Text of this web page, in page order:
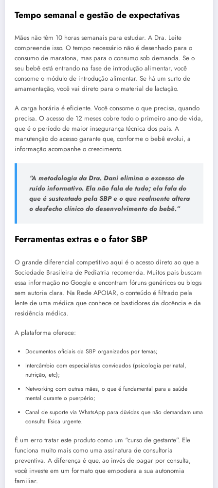
Tempo semanal e gestão de expectativas
Mães não têm 10 horas semanais para estudar. A Dra. Leite
compreende isso. O tempo necessário não é desenhado para o
consumo de maratona, mas para o consumo sob demanda. Se o
seu bebê está entrando na fase de introdução alimentar, você
consome o módulo de introdução alimentar. Se há um surto de
amamentação, você vai direto para o material de lactação.
A carga horária é eficiente. Você consome o que precisa, quando
precisa. O acesso de 12 meses cobre todo o primeiro ano de vida,
que é o período de maior insegurança técnica dos pais. A
manutenção do acesso garante que, conforme o bebê evolui, a
informação acompanhe o crescimento.
“A metodologia da Dra. Dani elimina o excesso de
ruído informativo. Ela não fala de tudo; ela fala do
que é sustentado pela SBP e o que realmente altera
o desfecho clínico do desenvolvimento do bebê.”
Ferramentas extras e o fator SBP
O grande diferencial competitivo aqui é o acesso direto ao que a
Sociedade Brasileira de Pediatria recomenda. Muitos pais buscam
essa informação no Google e encontram fóruns genéricos ou blogs
sem autoria clara. Na Rede APOIAR, o conteúdo é filtrado pela
lente de uma médica que conhece os bastidores da docência e da
residência médica.
A plataforma oferece:
Documentos oficiais da SBP organizados por temas;
Intercâmbio com especialistas convidados (psicologia perinatal,
nutrição, etc);
Networking com outras mães, o que é fundamental para a saúde
mental durante o puerpério;
Canal de suporte via WhatsApp para dúvidas que não demandam uma
consulta física urgente.
É um erro tratar este produto como um “curso de gestante”. Ele
funciona muito mais como uma assinatura de consultoria
preventiva. A diferença é que, ao invés de pagar por consulta,
você investe em um formato que empodera a sua autonomia
familiar.